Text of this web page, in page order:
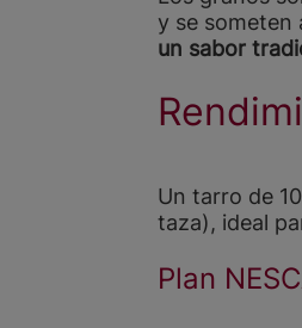
y se someten
un sabor
Un tarro de
taza), ideal
Plan